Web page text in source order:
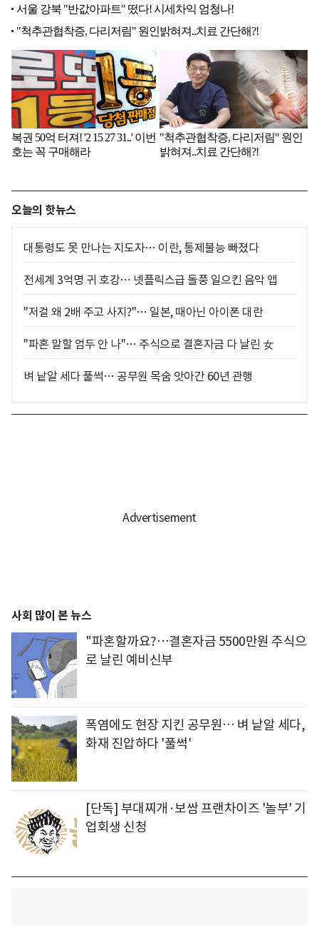
오늘의 핫뉴스
대통령도 못 만나는 지도자… 이란, 통제불능 빠졌다
전세계 3억명 귀 호강… 넷플릭스급 돌풍 일으킨 음악 앱
"저걸 왜 2배 주고 사지?"… 일본, 때아닌 아이폰 대란
"파혼 말할 엄두 안 나"… 주식으로 결혼자금 다 날린 女
벼 낱알 세다 풀썩… 공무원 목숨 앗아간 60년 관행
사회 많이 본 뉴스
"파혼할까요?…결혼자금 5500만원 주식으
로 날린 예비신부
폭염에도 현장 지킨 공무원… 벼 낱알 세다,
화재 진압하다 '풀썩'
[단독] 부대찌개·보쌈 프랜차이즈 '놀부' 기
업회생 신청